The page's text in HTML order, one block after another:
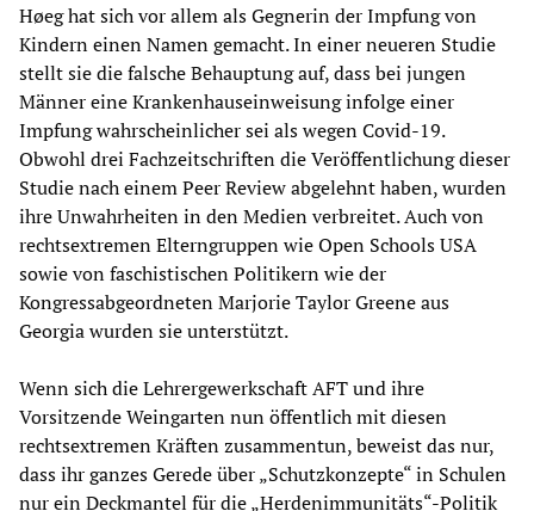
Høeg hat sich vor allem als Gegnerin der Impfung von
Kindern einen Namen gemacht. In einer neueren Studie
stellt sie die falsche Behauptung auf, dass bei jungen
Männer eine Krankenhauseinweisung infolge einer
Impfung wahrscheinlicher sei als wegen Covid-19.
Obwohl drei Fachzeitschriften die Veröffentlichung dieser
Studie nach einem Peer Review abgelehnt haben, wurden
ihre Unwahrheiten in den Medien verbreitet. Auch von
rechtsextremen Elterngruppen wie Open Schools USA
sowie von faschistischen Politikern wie der
Kongressabgeordneten Marjorie Taylor Greene aus
Georgia wurden sie unterstützt.
Wenn sich die Lehrergewerkschaft AFT und ihre
Vorsitzende Weingarten nun öffentlich mit diesen
rechtsextremen Kräften zusammentun, beweist das nur,
dass ihr ganzes Gerede über „Schutzkonzepte“ in Schulen
nur ein Deckmantel für die „Herdenimmunitäts“-Politik